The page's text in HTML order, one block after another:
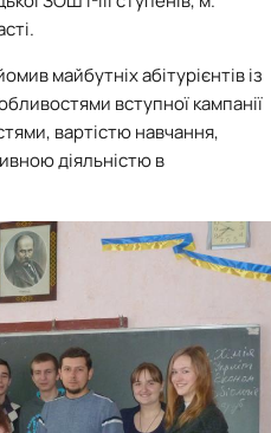
майбутніх абітурієнтів із
вступної кампанії
вартістю навчання,
діяльністю в